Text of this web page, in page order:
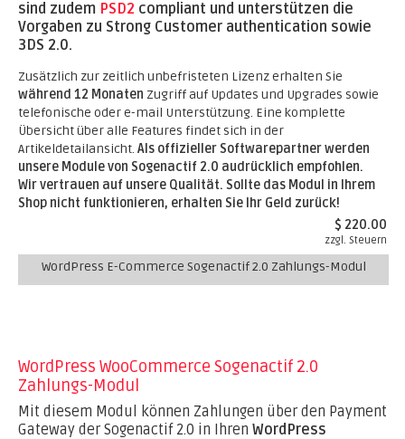
sind zudem PSD2 compliant und unterstützen die
Vorgaben zu Strong Customer authentication sowie
3DS 2.0.
Zusätzlich zur zeitlich unbefristeten Lizenz erhalten Sie
während 12 Monaten Zugriff auf Updates und Upgrades sowie
telefonische oder e-mail Unterstützung. Eine komplette
Übersicht über alle Features findet sich in der
Artikeldetailansicht. Als offizieller Softwarepartner werden
unsere Module von Sogenactif 2.0 audrücklich empfohlen.
Wir vertrauen auf unsere Qualität. Sollte das Modul in Ihrem
Shop nicht funktionieren, erhalten Sie Ihr Geld zurück!
$ 220.00
zzgl. Steuern
WordPress E-Commerce Sogenactif 2.0 Zahlungs-Modul
WordPress WooCommerce Sogenactif 2.0
Zahlungs-Modul
Mit diesem Modul können Zahlungen über den Payment
Gateway der Sogenactif 2.0 in Ihren WordPress